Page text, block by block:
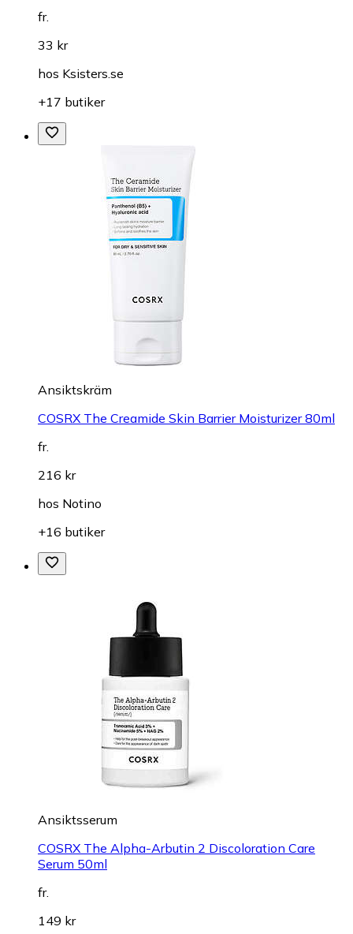
fr.
33 kr
hos Ksisters.se
+17 butiker
Ansiktskräm
COSRX The Creamide Skin Barrier Moisturizer 80ml
fr.
216 kr
hos Notino
+16 butiker
Ansiktsserum
COSRX The Alpha-Arbutin 2 Discoloration Care
Serum 50ml
fr.
149 kr